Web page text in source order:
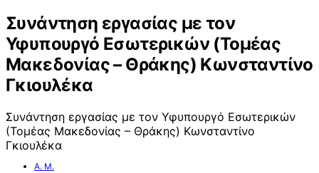
Συνάντηση εργασίας με τον
Υφυπουργό Εσωτερικών (Τομέας
Μακεδονίας – Θράκης) Κωνσταντίνο
Γκιουλέκα
Συνάντηση εργασίας με τον Υφυπουργό Εσωτερικών
(Τομέας Μακεδονίας – Θράκης) Κωνσταντίνο
Γκιουλέκα
Α. Μ.